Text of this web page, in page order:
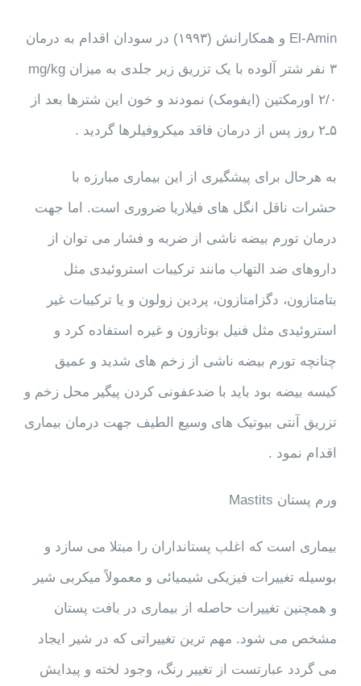
El-Amin و همکارانش (۱۹۹۳) در سودان اقدام به درمان
۳ نفر شتر آلوده با یک تزریق زیر جلدی به میزان mg/kg
۲/۰ اورمکتین (ایفومک) نمودند و خون این شترها بعد از
۵ـ۲ روز پس از درمان فاقد میکروفیلرها گردید .
به هرحال برای پیشگیری از این بیماری مبارزه با
حشرات ناقل انگل های فیلاریا ضروری است. اما جهت
درمان تورم بیضه ناشی از ضربه و فشار می توان از
داروهای ضد التهاب مانند ترکیبات استروئیدی مثل
بتامتازون، دگزامتازون، پردین زولون و یا ترکیبات غیر
استروئیدی مثل فنیل بوتازون و غیره استفاده کرد و
چنانچه تورم بیضه ناشی از زخم های شدید و عمیق
کیسه بیضه بود باید با ضدعفونی کردن پیگیر محل زخم و
تزریق آنتی بیوتیک های وسیع الطیف جهت درمان بیماری
اقدام نمود .
ورم پستان Mastits
بیماری است که اغلب پستانداران را مبتلا می سازد و
بوسیله تغییرات فیزیکی شیمیائی و معمولاً میکربی شیر
و همچنین تغییرات حاصله از بیماری در بافت پستان
مشخص می شود. مهم ترین تغییراتی که در شیر ایجاد
می گردد عبارتست از تغییر رنگ، وجود لخته و پیدایش